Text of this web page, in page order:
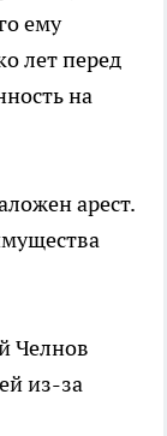
ему
лет перед
на
арест.
Челнов
из-за